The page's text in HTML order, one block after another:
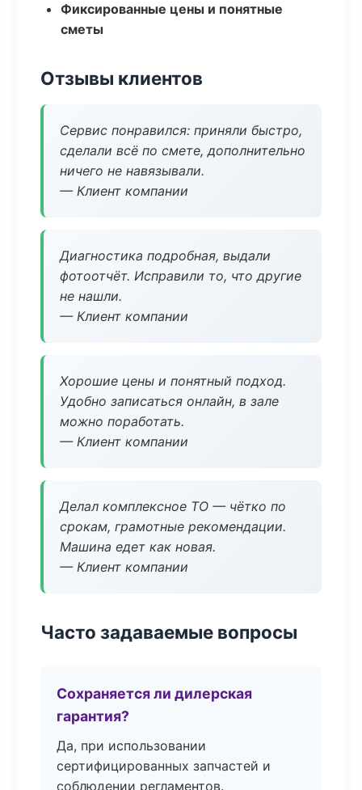
Фиксированные цены и понятные
сметы
Отзывы клиентов
Сервис понравился: приняли быстро,
сделали всё по смете, дополнительно
ничего не навязывали.
— Клиент компании
Диагностика подробная, выдали
фотоотчёт. Исправили то, что другие
не нашли.
— Клиент компании
Хорошие цены и понятный подход.
Удобно записаться онлайн, в зале
можно поработать.
— Клиент компании
Делал комплексное ТО — чётко по
срокам, грамотные рекомендации.
Машина едет как новая.
— Клиент компании
Часто задаваемые вопросы
Сохраняется ли дилерская
гарантия?
Да, при использовании
сертифицированных запчастей и
соблюдении регламентов.